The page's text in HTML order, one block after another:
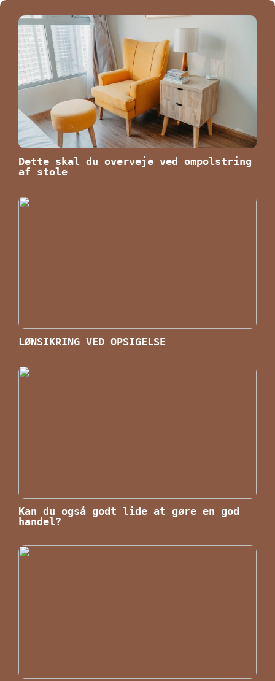
Dette skal du overveje ved ompolstring
af stole
LØNSIKRING VED OPSIGELSE
Kan du også godt lide at gøre en god
handel?